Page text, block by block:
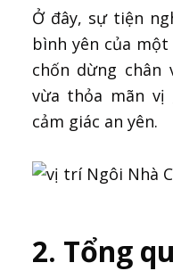
Ở đây, sự tiện
bình yên của
chốn dừng chân
vừa thỏa mãn vị
cảm giác an yên.
2. Tổng